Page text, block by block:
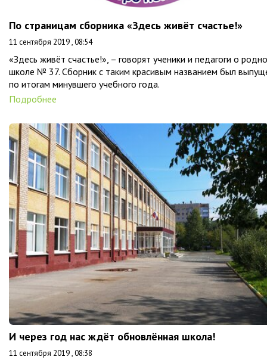
По страницам сборника «Здесь живёт счастье!»
11 сентября 2019 , 08:54
«Здесь живёт счастье!», – говорят ученики и педагоги о
школе № 37. Сборник с таким красивым названием был
по итогам минувшего учебного года.
Подробнее
И через год нас ждёт обновлённая школа!
11 сентября 2019 , 08:38